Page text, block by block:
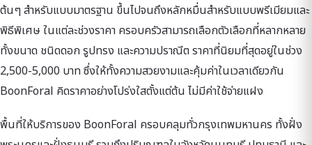
ต้นๆ สำหรับแบบมาตรฐาน ขึ้นไปจนถึงหลักหมื่นสำหรับแบบพรีเมียมและ
พิธีพิเศษ ในแต่ละช่วงราคา ครอบครัวสามารถเลือกตัวเลือกที่หลากหลาย
ทั้งขนาด ชนิดดอก รูปทรง และความปราณีต ราคาที่นิยมที่สุดอยู่ในช่วง
2,500-5,000 บาท ซึ่งให้ทั้งความสวยงามและคุ้มค่าในเวลาเดียวกัน
BoonForal คิดราคาอย่างโปร่งใสตั้งแต่ต้น ไม่มีค่าใช้จ่ายแฝง
พื้นที่ให้บริการของ BoonForal ครอบคลุมทั่วกรุงเทพมหานคร ทั้งฝั่ง